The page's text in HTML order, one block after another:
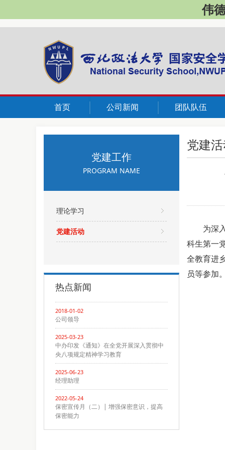
伟
首页 公司新闻 团队队伍
党建工作
PROGRAM NAME
理论学习
党建活动
热点新闻
2018-01-02
公司领导
2025-03-23
中办印发《通知》在全党开展深入贯彻中
央八项规定精神学习教育
2025-06-23
经理助理
2022-05-24
保密宣传月（二）| 增强保密意识，提高
保密能力
党建
为深
科生第一
全教育进
员等参加